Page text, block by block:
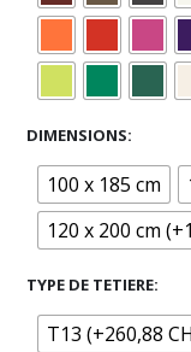
DIMENSIONS
100 x 185 cm
120 x 200 cm
TYPE DE TETIERE
T13 (+260,88